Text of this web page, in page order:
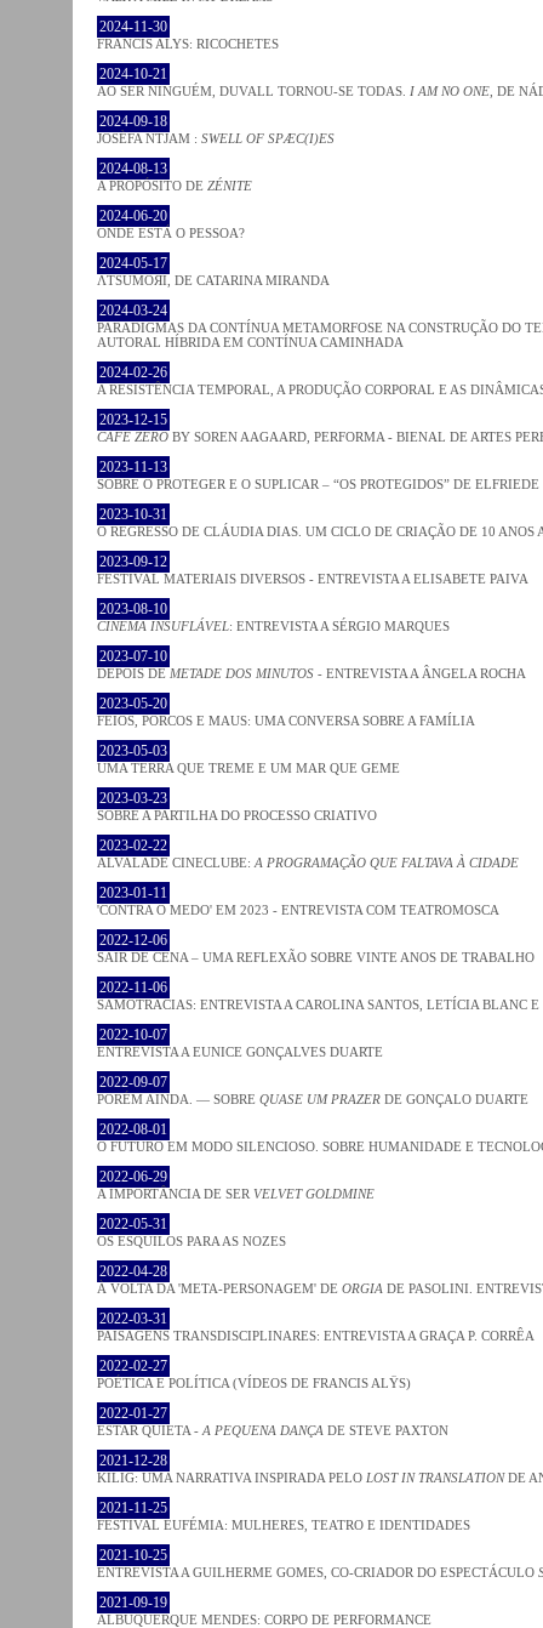
2024-11-30
FRANCIS ALYS: RICOCHETES
2024-10-21
AO SER NINGUÉM, DUVALL TORNOU-SE TODAS. I AM NO ONE , DE
2024-09-18
JOSÈFA NTJAM : SWELL OF SPÆC(I)ES
2024-08-13
A PROPÓSITO DE ZÉNITE
2024-06-20
ONDE ESTÁ O PESSOA?
2024-05-17
ΛƬSUMOЯI, DE CATARINA MIRANDA
2024-03-24
PARADIGMAS DA CONTÍNUA METAMORFOSE NA CONSTRUÇÃO DO
AUTORAL HÍBRIDA EM CONTÍNUA CAMINHADA
2024-02-26
A RESISTÊNCIA TEMPORAL, A PRODUÇÃO CORPORAL E AS
2023-12-15
CAFE ZERO BY SOREN AAGAARD, PERFORMA - BIENAL DE ARTES
2023-11-13
SOBRE O PROTEGER E O SUPLICAR – “OS PROTEGIDOS” DE
2023-10-31
O REGRESSO DE CLÁUDIA DIAS. UM CICLO DE CRIAÇÃO DE 10
2023-09-12
FESTIVAL MATERIAIS DIVERSOS - ENTREVISTA A ELISABETE PAIVA
2023-08-10
CINEMA INSUFLÁVEL: ENTREVISTA A SÉRGIO MARQUES
2023-07-10
DEPOIS DE METADE DOS MINUTOS - ENTREVISTA A ÂNGELA ROCHA
2023-05-20
FEIOS, PORCOS E MAUS: UMA CONVERSA SOBRE A FAMÍLIA
2023-05-03
UMA TERRA QUE TREME E UM MAR QUE GEME
2023-03-23
SOBRE A PARTILHA DO PROCESSO CRIATIVO
2023-02-22
ALVALADE CINECLUBE: A PROGRAMAÇÃO QUE FALTAVA À CIDADE
2023-01-11
'CONTRA O MEDO' EM 2023 - ENTREVISTA COM TEATROMOSCA
2022-12-06
SAIR DE CENA – UMA REFLEXÃO SOBRE VINTE ANOS DE TRABALHO
2022-11-06
SAMOTRACIAS: ENTREVISTA A CAROLINA SANTOS, LETÍCIA BLANC
2022-10-07
ENTREVISTA A EUNICE GONÇALVES DUARTE
2022-09-07
PORÉM AINDA. — SOBRE QUASE UM PRAZER DE GONÇALO DUARTE
2022-08-01
O FUTURO EM MODO SILENCIOSO. SOBRE HUMANIDADE E
2022-06-29
A IMPORTÂNCIA DE SER VELVET GOLDMINE
2022-05-31
OS ESQUILOS PARA AS NOZES
2022-04-28
À VOLTA DA 'META-PERSONAGEM' DE ORGIA DE PASOLINI.
2022-03-31
PAISAGENS TRANSDISCIPLINARES: ENTREVISTA A GRAÇA P. CORRÊA
2022-02-27
POÉTICA E POLÍTICA (VÍDEOS DE FRANCIS ALŸS)
2022-01-27
ESTAR QUIETA - A PEQUENA DANÇA DE STEVE PAXTON
2021-12-28
KILIG: UMA NARRATIVA INSPIRADA PELO LOST IN TRANSLATIONDE
2021-11-25
FESTIVAL EUFÉMIA: MULHERES, TEATRO E IDENTIDADES
2021-10-25
ENTREVISTA A GUILHERME GOMES, CO-CRIADOR DO ESPECTÁCULO
2021-09-19
ALBUQUERQUE MENDES: CORPO DE PERFORMANCE